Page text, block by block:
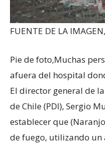
FUENTE DE LA IMAGEN,
Pie de foto,Muchas
afuera del hospital
El director general de
de Chile (PDI), Sergio
establecer que
de fuego, utilizando